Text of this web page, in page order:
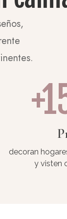
decoran
y visten